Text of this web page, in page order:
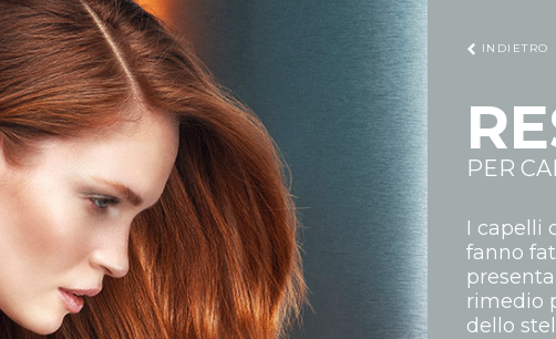
INDIETRO
PER
I capelli
fanno
rimedio
dello